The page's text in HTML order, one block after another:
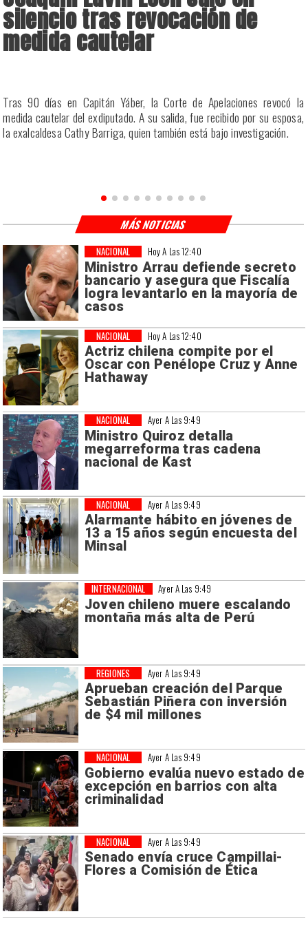
silencio tras revocación de
medida cautelar
Tras 90 días en Capitán Yáber, la Corte de Apelaciones revocó la
medida cautelar del exdiputado. A su salida, fue recibido por su esposa,
la exalcaldesa Cathy Barriga, quien también está bajo investigación.
Hoy A Las 12:40
Ministro Arrau defiende secreto
bancario y asegura que Fiscalía
logra levantarlo en la mayoría de
casos
NACIONAL
Hoy A Las 12:40
Actriz chilena compite por el
Oscar con Penélope Cruz y Anne
Hathaway
NACIONAL
Ayer A Las 9:49
Ministro Quiroz detalla
megarreforma tras cadena
nacional de Kast
NACIONAL
Ayer A Las 9:49
Alarmante hábito en jóvenes de
13 a 15 años según encuesta del
Minsal
NACIONAL
Ayer A Las 9:49
Joven chileno muere escalando
montaña más alta de Perú
INTERNACIONAL
Ayer A Las 9:49
Aprueban creación del Parque
Sebastián Piñera con inversión
de $4 mil millones
REGIONES
Ayer A Las 9:49
Gobierno evalúa nuevo estado de
excepción en barrios con alta
criminalidad
NACIONAL
Ayer A Las 9:49
Senado envía cruce Campillai-
Flores a Comisión de Ética
NACIONAL
MÁS NOTICIAS